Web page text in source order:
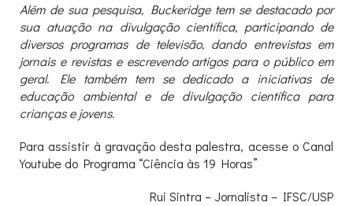
Além de sua pesquisa, Buckeridge tem se destacado por
sua atuação na divulgação científica, participando de
diversos programas de televisão, dando entrevistas em
jornais e revistas e escrevendo artigos para o público em
geral. Ele também tem se dedicado a iniciativas de
educação ambiental e de divulgação científica para
crianças e jovens.
Para assistir à gravação desta palestra, acesse o Canal
Youtube do Programa “Ciência às 19 Horas”
Rui Sintra – Jornalista – IFSC/USP